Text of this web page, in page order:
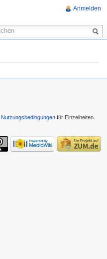
Anmelden
Nutzungsbedingungen für Einzelheiten.